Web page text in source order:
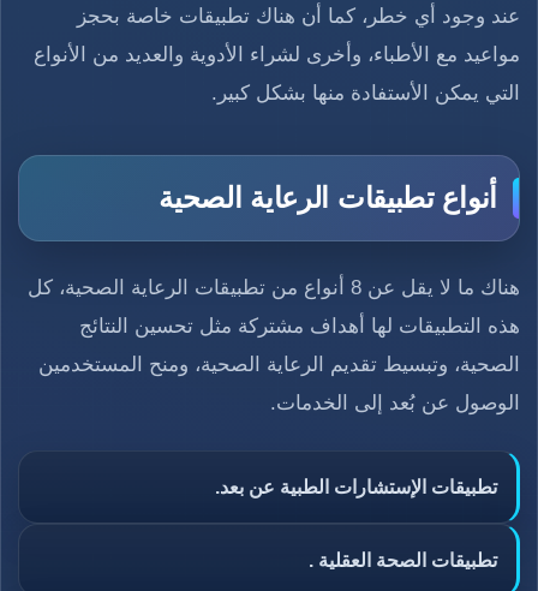
عند وجود أي خطر، كما أن هناك تطبيقات خاصة بحجز
مواعيد مع الأطباء، وأخرى لشراء الأدوية والعديد من الأنواع
التي يمكن الأستفادة منها بشكل كبير.
أنواع تطبيقات الرعاية الصحية
هناك ما لا يقل عن 8 أنواع من تطبيقات الرعاية الصحية، كل
هذه التطبيقات لها أهداف مشتركة مثل تحسين النتائج
الصحية، وتبسيط تقديم الرعاية الصحية، ومنح المستخدمين
الوصول عن بُعد إلى الخدمات.
تطبيقات الإستشارات الطبية عن بعد.
تطبيقات الصحة العقلية .